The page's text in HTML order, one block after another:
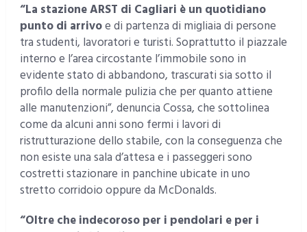
“La stazione ARST di Cagliari è un quotidiano
punto di arrivoe di partenza di migliaia di persone
tra studenti, lavoratori e turisti. Soprattutto il piazzale
interno e l’area circostante l’immobile sono in
evidente stato di abbandono, trascurati sia sotto il
profilo della normale pulizia che per quanto attiene
alle manutenzioni”, denuncia Cossa, che sottolinea
come da alcuni anni sono fermi i lavori di
ristrutturazione dello stabile, con la conseguenza che
non esiste una sala d’attesa e i passeggeri sono
costretti stazionare in panchine ubicate in uno
stretto corridoio oppure da McDonalds.
“Oltre che indecoroso per i pendolari e per i